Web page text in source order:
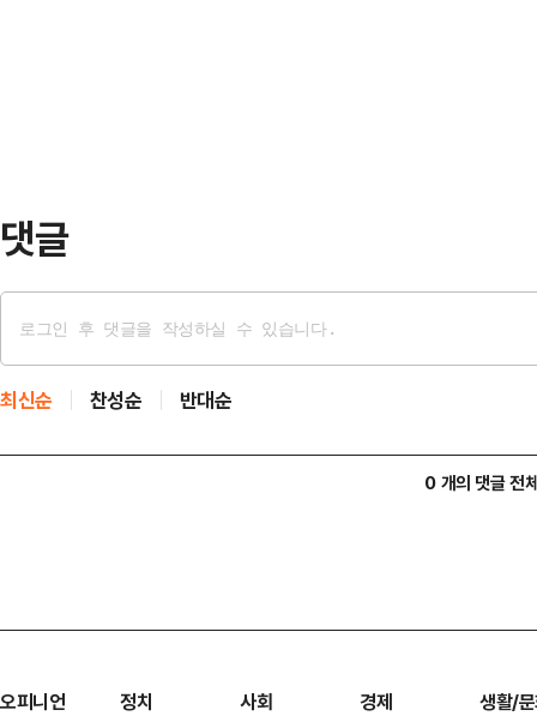
댓글
최신순 찬성순 반대순
0 개의 댓글 전
오피니언 정치 사회 경제 생활/